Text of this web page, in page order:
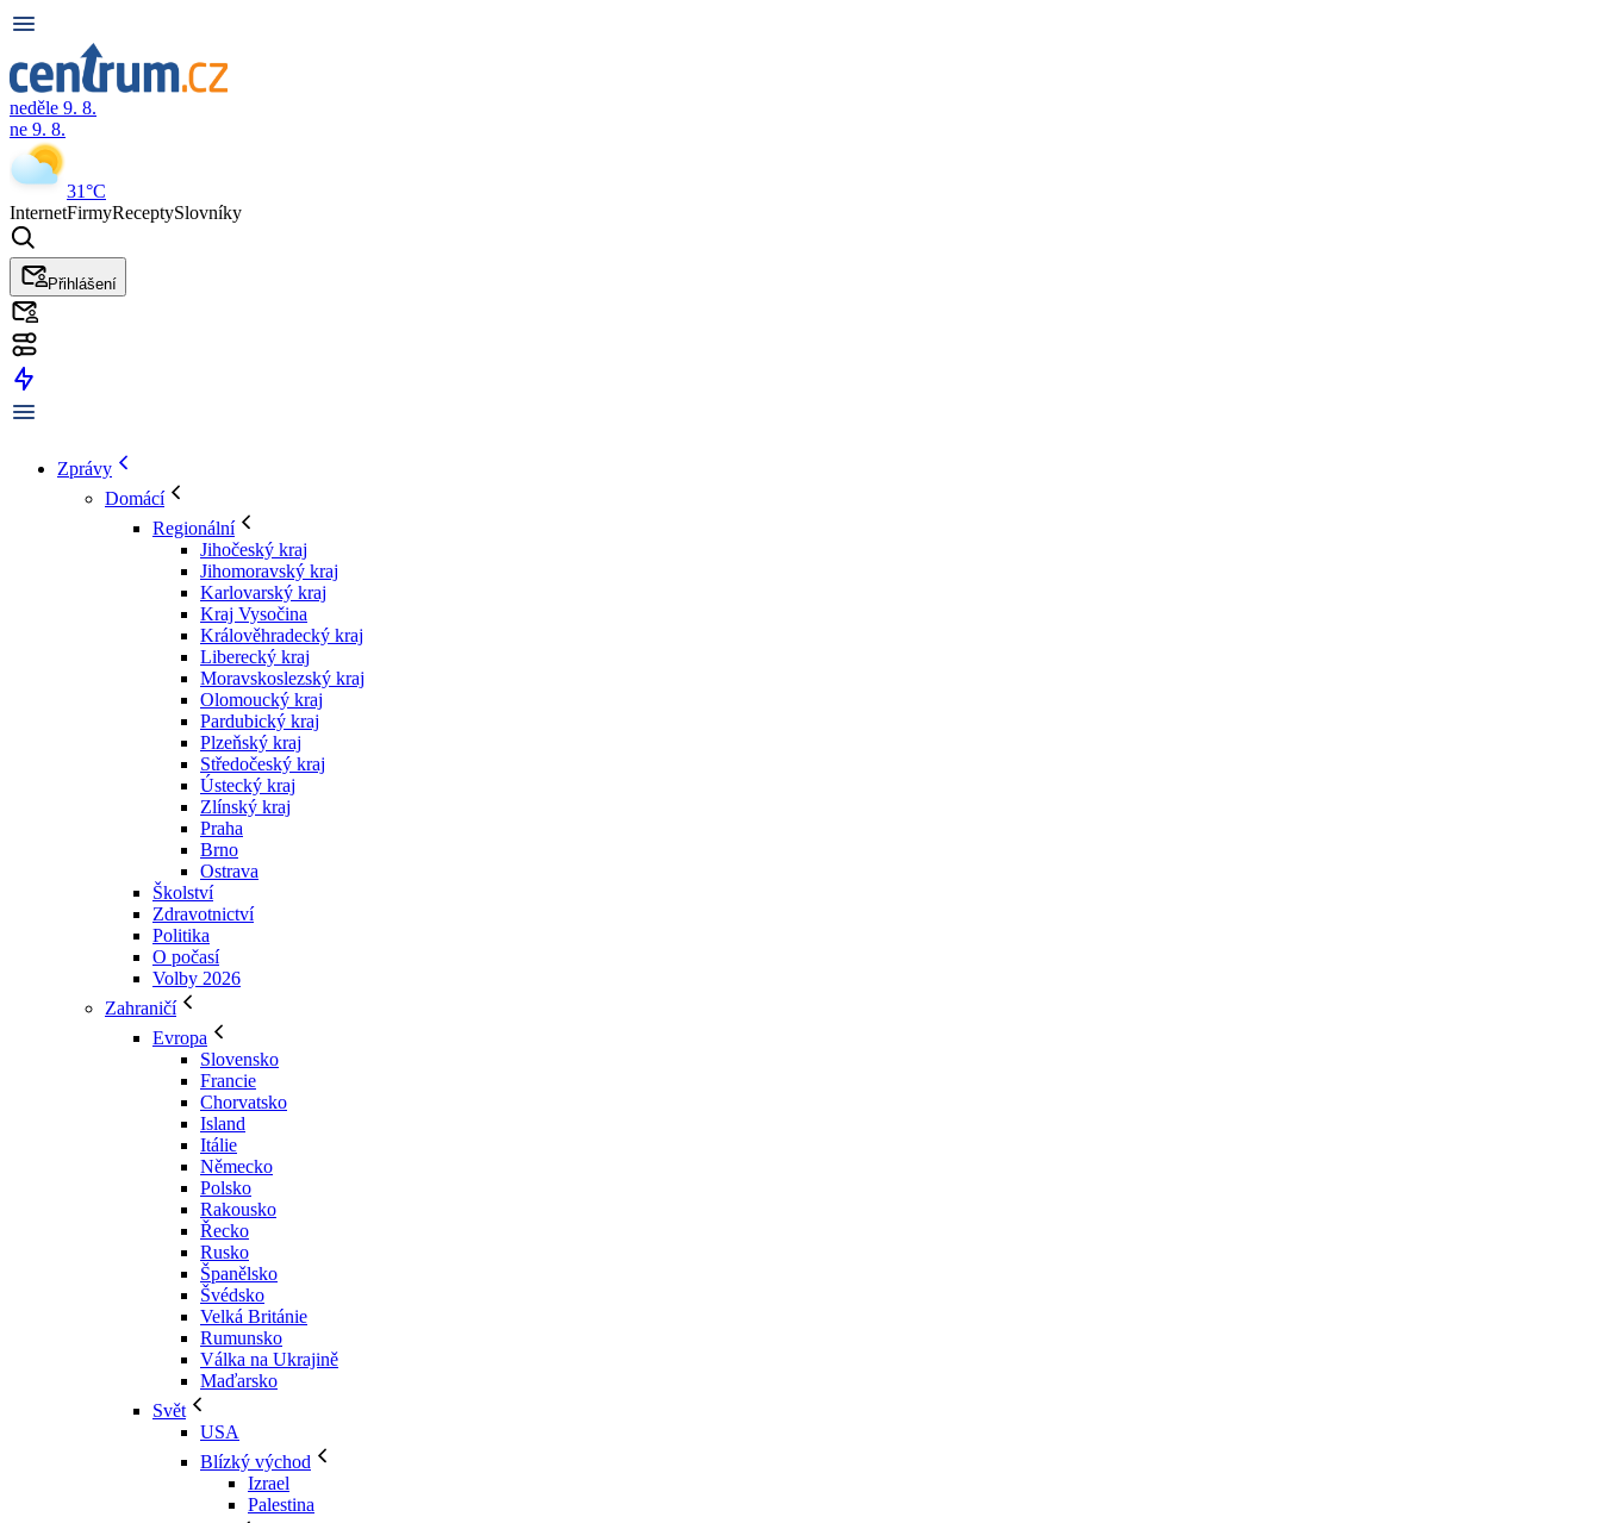
neděle 9. 8.
ne 9. 8.
31°C
InternetFirmyReceptySlovníky
Přihlášení
Zprávy
Domácí
Regionální
Jihočeský kraj
Jihomoravský kraj
Karlovarský kraj
Kraj Vysočina
Králověhradecký kraj
Liberecký kraj
Moravskoslezský kraj
Olomoucký kraj
Pardubický kraj
Plzeňský kraj
Středočeský kraj
Ústecký kraj
Zlínský kraj
Praha
Brno
Ostrava
Školství
Zdravotnictví
Politika
O počasí
Volby 2026
Zahraničí
Evropa
Slovensko
Francie
Chorvatsko
Island
Itálie
Německo
Polsko
Rakousko
Řecko
Rusko
Španělsko
Švédsko
Velká Británie
Rumunsko
Válka na Ukrajině
Maďarsko
Svět
USA
Blízký východ
Izrael
Palestina